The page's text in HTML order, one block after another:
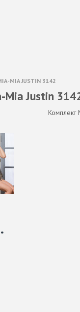
MIA JUSTIN 3142
Mia Justin